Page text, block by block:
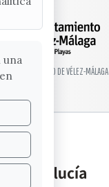
AYUNTAMIENTO DE VÉLEZ-MÁLAGA
una